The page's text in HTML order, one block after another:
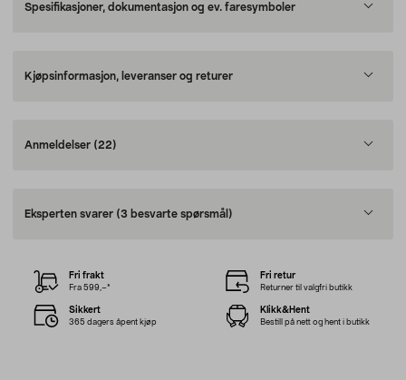
Spesifikasjoner, dokumentasjon og ev. faresymboler
Kjøpsinformasjon, leveranser og returer
Anmeldelser (22)
Eksperten svarer (3 besvarte spørsmål)
Fri frakt
Fra 599,–*
Fri retur
Returner til valgfri butikk
Sikkert
365 dagers åpent kjøp
Klikk&Hent
Bestill på nett og hent i butikk